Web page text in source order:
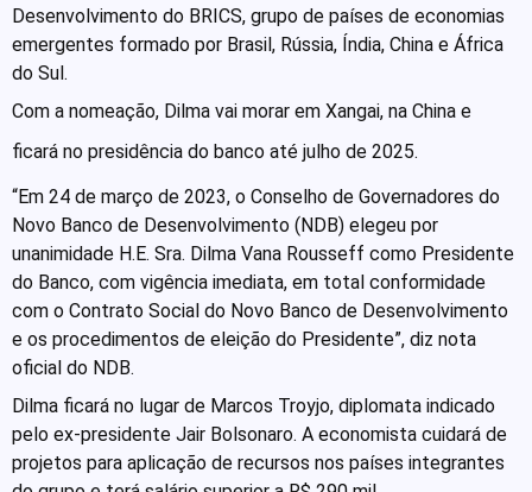
Desenvolvimento do BRICS, grupo de países de economias
emergentes formado por Brasil, Rússia, Índia, China e África
do Sul.
Com a nomeação, Dilma vai morar em Xangai, na China e
ficará no presidência do banco até julho de 2025.
“Em 24 de março de 2023, o Conselho de Governadores do
Novo Banco de Desenvolvimento (NDB) elegeu por
unanimidade H.E. Sra. Dilma Vana Rousseff como Presidente
do Banco, com vigência imediata, em total conformidade
com o Contrato Social do Novo Banco de Desenvolvimento
e os procedimentos de eleição do Presidente”, diz nota
oficial do NDB.
Dilma ficará no lugar de Marcos Troyjo, diplomata indicado
pelo ex-presidente Jair Bolsonaro. A economista cuidará de
projetos para aplicação de recursos nos países integrantes